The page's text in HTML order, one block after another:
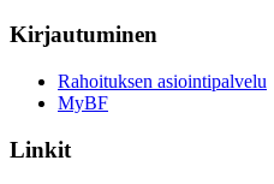
Kirjautuminen
Rahoituksen asiointipalvelu
MyBF
Linkit